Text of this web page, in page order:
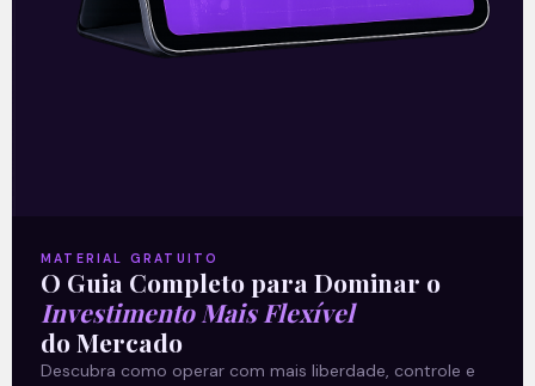
Resultados da Tesla (TSLA) do
Leia mais
27/07/2021
MATERIAL GRATUITO
O Guia Completo para Dominar o
Investimento Mais Flexível
do Mercado
Descubra como operar com mais liberdade, controle e